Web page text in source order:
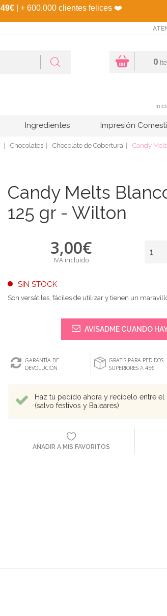
49€ | + 600.000 clientes felices ❤️
0
Ingredientes Impresión
Chocolates Chocolate de Cobertura Candy
Candy Melts
125 gr - Wilton
3,00€
IVA incluido
SIN STOCK
Son versátiles, fáciles de utilizar y tienen un
AVISADME CUANDO
GARANTÍA DE
DEVOLUCIÓN
GRATIS PARA PEDIDOS
SUPERIORES A 45€
Haz tu pedido ahora y recíbelo entre el
(salvo festivos y Baleares)
AÑADIR A MIS FAVORITOS